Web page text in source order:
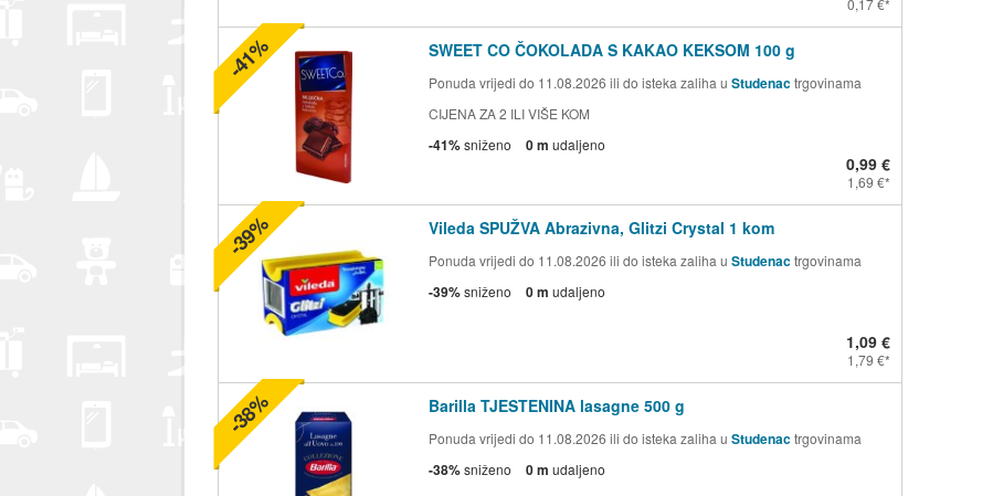
SWEET CO ČOKOLADA S KAKAO KEKSOM 100 g
Ponuda vrijedi do 11.08.2026 ili do isteka zaliha u Studenactrgovinama
CIJENA ZA 2 ILI VIŠE KOM
-41%sniženo 0 m udaljeno
0,99 €
1,69 €
-41%
Vileda SPUŽVA Abrazivna, Glitzi Crystal 1 kom
Ponuda vrijedi do 11.08.2026 ili do isteka zaliha u Studenactrgovinama
-39%sniženo 0 m udaljeno
1,09 €
1,79 €
-39%
Barilla TJESTENINA lasagne 500 g
Ponuda vrijedi do 11.08.2026 ili do isteka zaliha u Studenactrgovinama
-38%sniženo 0 m udaljeno
-38%